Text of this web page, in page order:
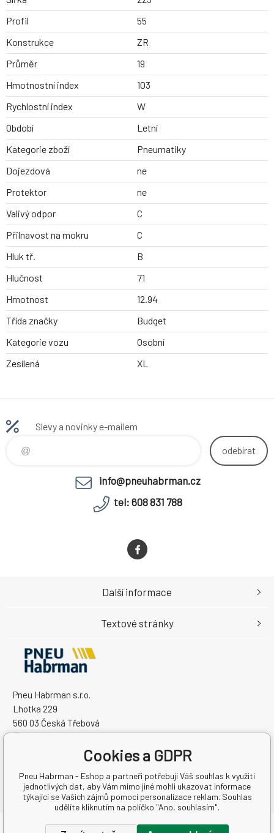
Profil
55
Konstrukce
ZR
Průměr
19
Hmotnostní index
103
Rychlostní index
W
Období
Letní
Kategorie zboží
Pneumatiky
Dojezdová
ne
Protektor
ne
Valivý odpor
C
Přilnavost na mokru
C
Hluk tř.
B
Hlučnost
71
Hmotnost
12.94
Třída značky
Budget
Kategorie vozu
Osobní
Zesílená
XL
Slevy a novinky e-mailem
odebírat
info@pneuhabrman.cz
tel: 608 831 788
Pneu Habrman s.r.o.
Lhotka 229
560 03 Česká Třebová
Česká Republika
Další informace
Textové stránky
Cookies a GDPR
Pneu Habrman - Eshop a partneři potřebují Váš souhlas k využití
jednotlivých dat, aby Vám mimo jiné mohli ukazovat informace
týkající se Vašich zájmů pomocí personalizace reklam. Souhlas
udělíte kliknutím na políčko "Ano, souhlasím".